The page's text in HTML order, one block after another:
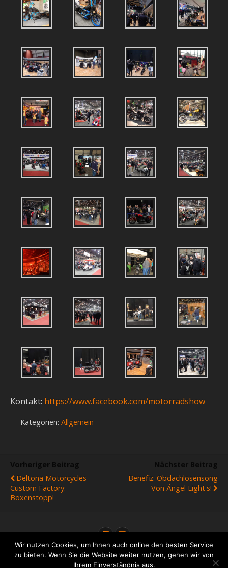
Kontakt: https://www.facebook.com/motorradshow
Kategorien: Allgemein
Vorheriger Beitrag
Deltona Motorcycles
Custom Factory:
Boxenstopp!
Nächster Beitrag
Benefiz: Obdachlosensong
Von Ängel Light's!
Wir nutzen Cookies, um Ihnen auch online den besten Service
zu bieten. Wenn Sie die Website weiter nutzen, gehen wir von
Ihrem Einverständnis aus.